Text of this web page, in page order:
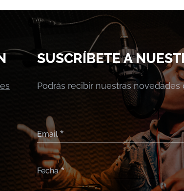
SUSCRÍBETE A
Podrás recibir nuestras
Email
Fecha